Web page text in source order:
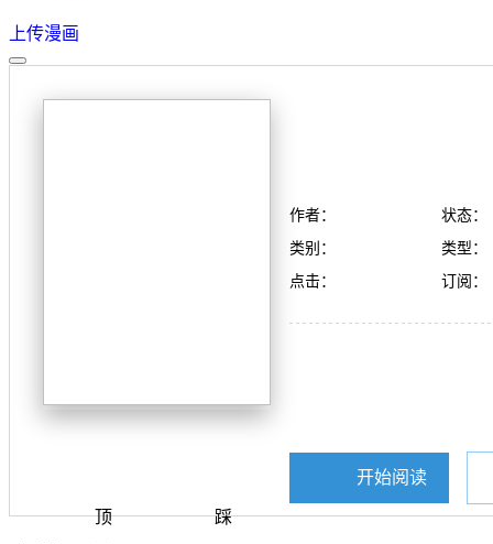
上传漫画
顶 踩
作者：
状态：
类别：
类型：
点击：
订阅：
开始阅读